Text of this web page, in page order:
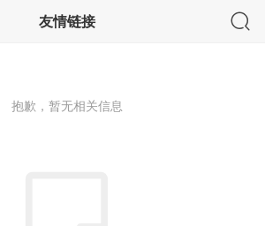
友情链接
抱歉，暂无相关信息